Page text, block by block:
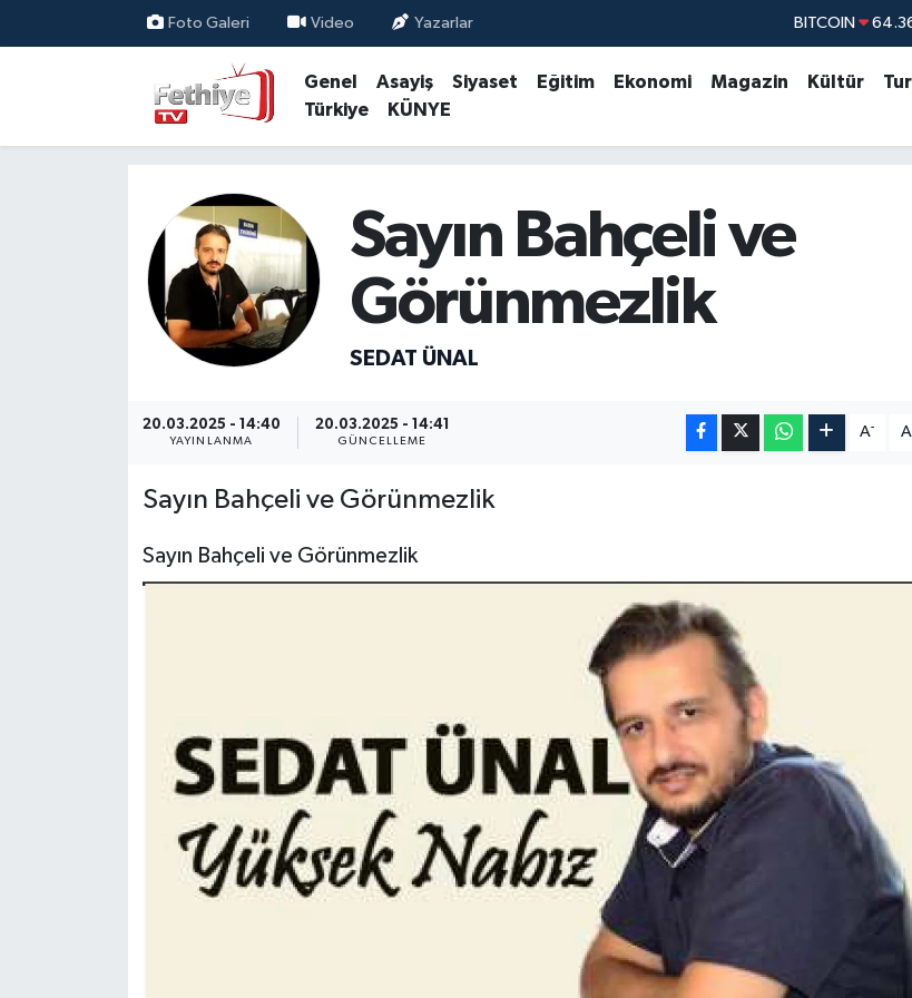
Foto Galeri Video Yazarlar DOLAR
EURO
GRAM ALTIN
Genel Asayiş Siyaset Eğitim Ekonomi Magazin Kültür
Türkiye
KÜNYE
Sayın Bahçeli ve
Görünmezlik
SEDAT ÜNAL
20.03.2025 - 14:40
YAYINLANMA
20.03.2025 - 14:41
GÜNCELLEME
A- A
Sayın Bahçeli ve Görünmezlik
Sayın Bahçeli ve Görünmezlik
Muğla Nöbetçi Eczaneler
Muğla Namaz Vakitleri
Muğla Trafik Yoğunluk Haritası
Süper Lig Puan Durumu ve Fikstür
Son Dakika Haberleri